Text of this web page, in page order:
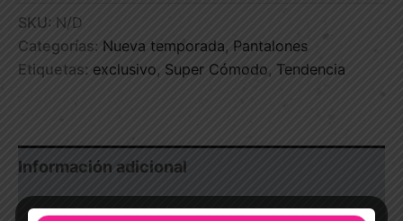
SKU: N/D
Categorías: Nueva temporada, Pantalones
Etiquetas: exclusivo, Super Cómodo, Tendencia
Información adicional
Valoraciones (0)